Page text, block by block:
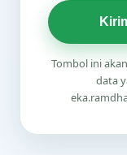
Tombol ini
data